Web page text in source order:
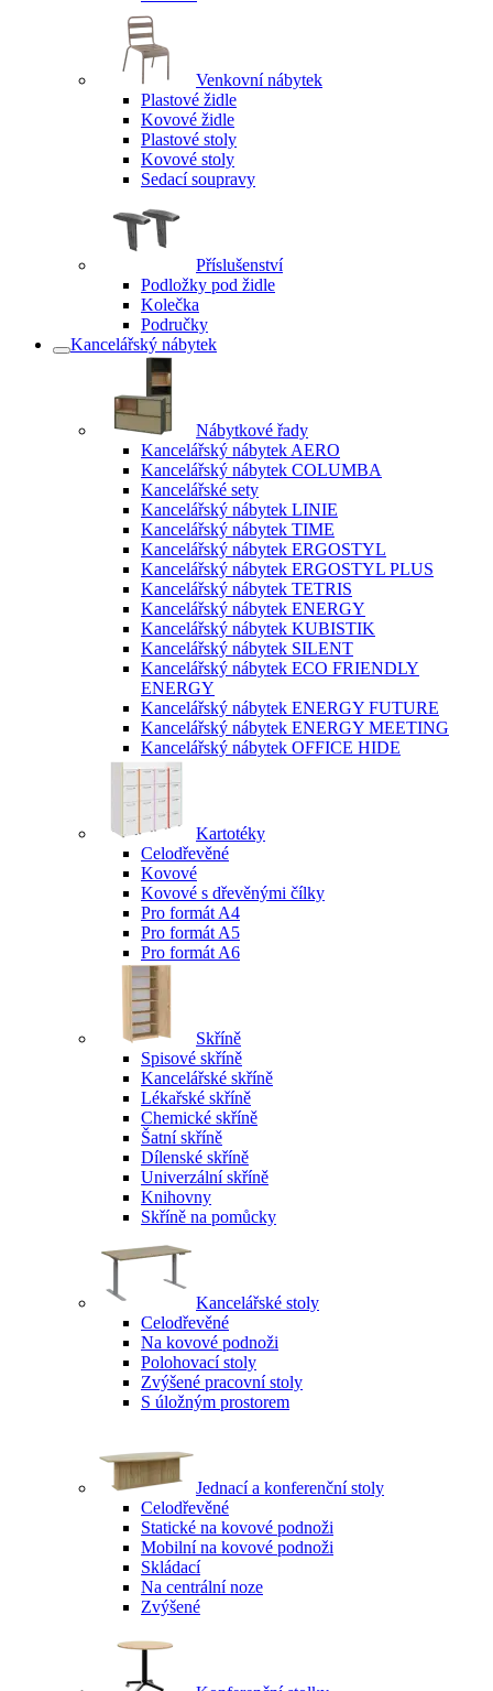
Venkovní nábytek
Plastové židle
Kovové židle
Plastové stoly
Kovové stoly
Sedací soupravy
Příslušenství
Podložky pod židle
Kolečka
Područky
Kancelářský nábytek
Nábytkové řady
Kancelářský nábytek AERO
Kancelářský nábytek COLUMBA
Kancelářské sety
Kancelářský nábytek LINIE
Kancelářský nábytek TIME
Kancelářský nábytek ERGOSTYL
Kancelářský nábytek ERGOSTYL PLUS
Kancelářský nábytek TETRIS
Kancelářský nábytek ENERGY
Kancelářský nábytek KUBISTIK
Kancelářský nábytek SILENT
Kancelářský nábytek ECO FRIENDLY
ENERGY
Kancelářský nábytek ENERGY FUTURE
Kancelářský nábytek ENERGY MEETING
Kancelářský nábytek OFFICE HIDE
Kartotéky
Celodřevěné
Kovové
Kovové s dřevěnými čílky
Pro formát A4
Pro formát A5
Pro formát A6
Skříně
Spisové skříně
Kancelářské skříně
Lékařské skříně
Chemické skříně
Šatní skříně
Dílenské skříně
Univerzální skříně
Knihovny
Skříně na pomůcky
Kancelářské stoly
Celodřevěné
Na kovové podnoži
Polohovací stoly
Zvýšené pracovní stoly
S úložným prostorem
Jednací a konferenční stoly
Celodřevěné
Statické na kovové podnoži
Mobilní na kovové podnoži
Skládací
Na centrální noze
Zvýšené